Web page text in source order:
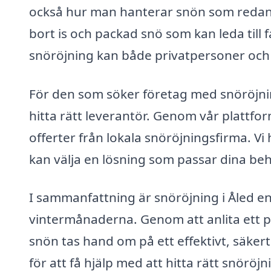
också hur man hanterar snön som
bort is och packad snö som kan leda
snöröjning kan både privatpersoner
För den som söker företag med
hitta rätt leverantör. Genom vår
offerter från lokala snöröjningsfirma.
kan välja en lösning som passar dina
I sammanfattning är snöröjning i Åled
vintermånaderna. Genom att anlita ett
snön tas hand om på ett effektivt,
för att få hjälp med att hitta rätt